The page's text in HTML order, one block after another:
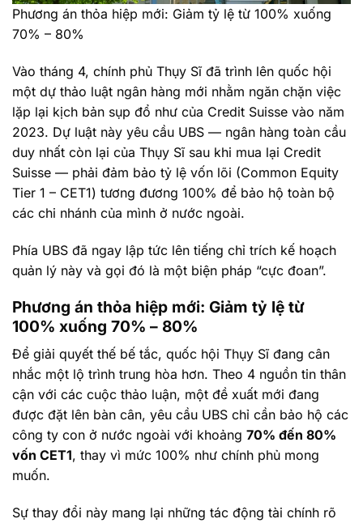
Phương án thỏa hiệp mới: Giảm tỷ lệ từ 100% xuống
70% – 80%
Vào tháng 4, chính phủ Thụy Sĩ đã trình lên quốc hội
một dự thảo luật ngân hàng mới nhằm ngăn chặn việc
lặp lại kịch bản sụp đổ như của Credit Suisse vào năm
2023. Dự luật này yêu cầu UBS — ngân hàng toàn cầu
duy nhất còn lại của Thụy Sĩ sau khi mua lại Credit
Suisse — phải đảm bảo tỷ lệ vốn lõi (Common Equity
Tier 1 – CET1) tương đương 100% để bảo hộ toàn bộ
các chi nhánh của mình ở nước ngoài.
Phía UBS đã ngay lập tức lên tiếng chỉ trích kế hoạch
quản lý này và gọi đó là một biện pháp “cực đoan”.
Phương án thỏa hiệp mới: Giảm tỷ lệ từ
100% xuống 70% – 80%
Để giải quyết thế bế tắc, quốc hội Thụy Sĩ đang cân
nhắc một lộ trình trung hòa hơn. Theo 4 nguồn tin thân
cận với các cuộc thảo luận, một đề xuất mới đang
được đặt lên bàn cân, yêu cầu UBS chỉ cần bảo hộ các
công ty con ở nước ngoài với khoảng 70% đến 80%
vốn CET1, thay vì mức 100% như chính phủ mong
muốn.
Sự thay đổi này mang lại những tác động tài chính rõ